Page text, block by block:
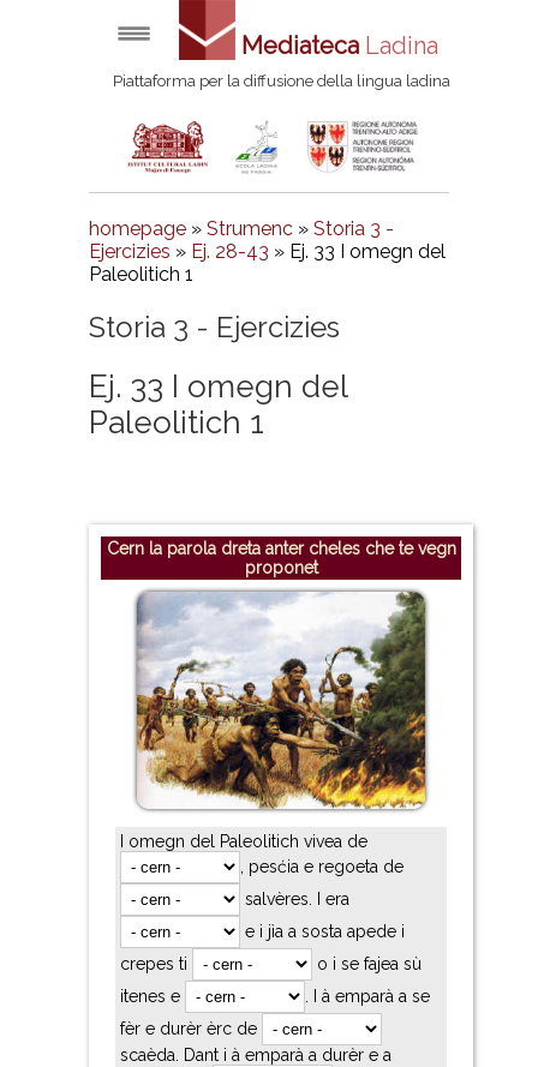
Mediateca Ladina
Piattaforma per la diffusione della lingua ladina
homepage » Strumenc » Storia 3 -
Ejercizies » Ej. 28-43 » Ej. 33 I omegn del
Paleolitich 1
Storia 3 - Ejercizies
Ej. 33 I omegn del
Paleolitich 1
Cern la parola dreta anter cheles che te vegn
proponet
I omegn del Paleolitich vivea de
, pesćia e regoeta de
salvères. I era
e i jìa a sosta apede i
crepes ti
o i se fajea sù
itenes e
. I à emparà a se
fèr e durèr èrc de
scaèda. Dant i à emparà a durèr e a